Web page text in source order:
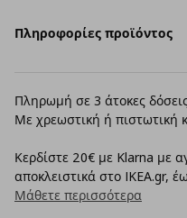
Πληροφορίες προϊόντος
Πληρωμή σε 3 άτοκες
Με χρεωστική ή πιστωτική
Κερδίστε 20€ με Klarna με
αποκλειστικά στο IKEA.gr,
Μάθετε περισσότερα